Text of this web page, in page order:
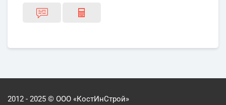
2012 - 2025 © ООО «КостИнСтрой»